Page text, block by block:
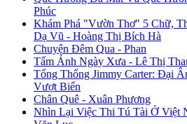
Phúc
Khám Phá "Vườn Thơ" 5 Chữ,
Dạ Vũ - Hoàng Thị Bích Hà
Chuyện Đêm Qua - Phan
Tấm Ảnh Ngày Xưa - Lê Thị
Tổng Thống Jimmy Carter: Đại
Vượt Biển
Chân Quê - Xuân Phương
Nhìn Lại Việc Thi Tú Tài Ở Việt